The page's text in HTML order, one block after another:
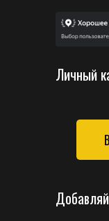
Личный